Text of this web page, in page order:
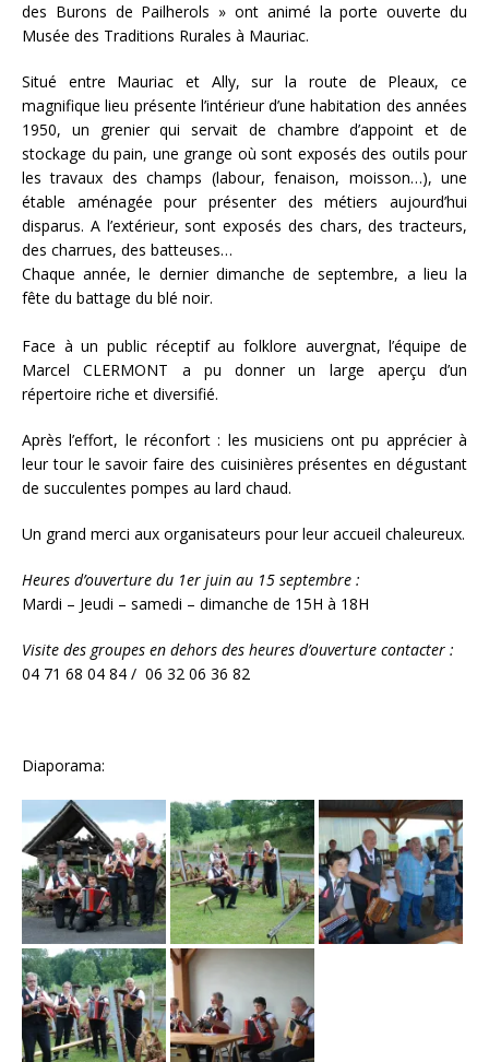
des Burons de Pailherols » ont animé la porte ouverte du
Musée des Traditions Rurales à Mauriac.
Situé entre Mauriac et Ally, sur la route de Pleaux, ce
magnifique lieu présente l’intérieur d’une habitation des années
1950, un grenier qui servait de chambre d’appoint et de
stockage du pain, une grange où sont exposés des outils pour
les travaux des champs (labour, fenaison, moisson…), une
étable aménagée pour présenter des métiers aujourd’hui
disparus. A l’extérieur, sont exposés des chars, des tracteurs,
des charrues, des batteuses…
Chaque année, le dernier dimanche de septembre, a lieu la
fête du battage du blé noir.
Face à un public réceptif au folklore auvergnat, l’équipe de
Marcel CLERMONT a pu donner un large aperçu d’un
répertoire riche et diversifié.
Après l’effort, le réconfort : les musiciens ont pu apprécier à
leur tour le savoir faire des cuisinières présentes en dégustant
de succulentes pompes au lard chaud.
Un grand merci aux organisateurs pour leur accueil chaleureux.
Heures d’ouverture du 1er juin au 15 septembre :
Mardi – Jeudi – samedi – dimanche de 15H à 18H
Visite des groupes en dehors des heures d’ouverture contacter :
04 71 68 04 84 / 06 32 06 36 82
Diaporama: